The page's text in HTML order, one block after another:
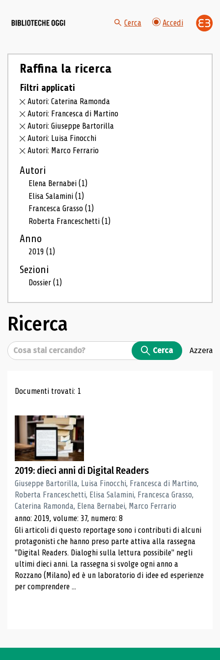
Cerca Accedi
Raffina la ricerca
Filtri applicati
Autori: Caterina Ramonda
Autori: Francesca di Martino
Autori: Giuseppe Bartorilla
Autori: Luisa Finocchi
Autori: Marco Ferrario
Autori
Elena Bernabei(1)
Elisa Salamini(1)
Francesca Grasso(1)
Roberta Franceschetti(1)
Anno
2019(1)
Sezioni
Dossier(1)
Ricerca
Cerca Cerca Azzera
Risultati di ricerca
Documenti trovati: 1
2019: dieci anni di Digital Readers
Giuseppe Bartorilla, Luisa Finocchi, Francesca di Martino,
Roberta Franceschetti, Elisa Salamini, Francesca Grasso,
Caterina Ramonda, Elena Bernabei, Marco Ferrario
anno: 2019, volume: 37, numero: 8
Gli articoli di questo reportage sono i contributi di alcuni
protagonisti che hanno preso parte attiva alla rassegna
"Digital Readers. Dialoghi sulla lettura possibile" negli
ultimi dieci anni. La rassegna si svolge ogni anno a
Rozzano (Milano) ed è un laboratorio di idee ed esperienze
per comprendere ...